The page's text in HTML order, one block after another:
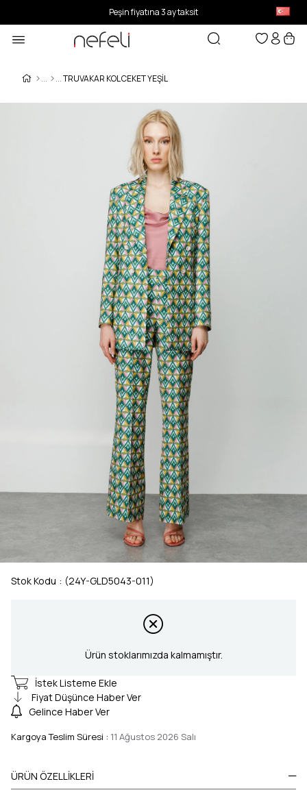
Peşin fiyatına 3 ay taksit
TRUVAKAR KOL CEKET YEŞİL
Stok Kodu (24Y-GLD5043-011)
Ürün stoklarımızda kalmamıştır.
İstek Listeme Ekle
Fiyat Düşünce Haber Ver
Gelince Haber Ver
Kargoya Teslim Süresi : 11 Ağustos 2026 Salı
ÜRÜN ÖZELLIKLERI